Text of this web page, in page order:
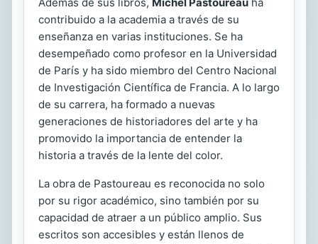
contribuido a la academia a través de su
enseñanza en varias instituciones. Se ha
desempeñado como profesor en la Universidad
de París y ha sido miembro del Centro Nacional
de Investigación Científica de Francia. A lo largo
de su carrera, ha formado a nuevas
generaciones de historiadores del arte y ha
promovido la importancia de entender la
historia a través de la lente del color.
La obra de Pastoureau es reconocida no solo
por su rigor académico, sino también por su
capacidad de atraer a un público amplio. Sus
escritos son accesibles y están llenos de